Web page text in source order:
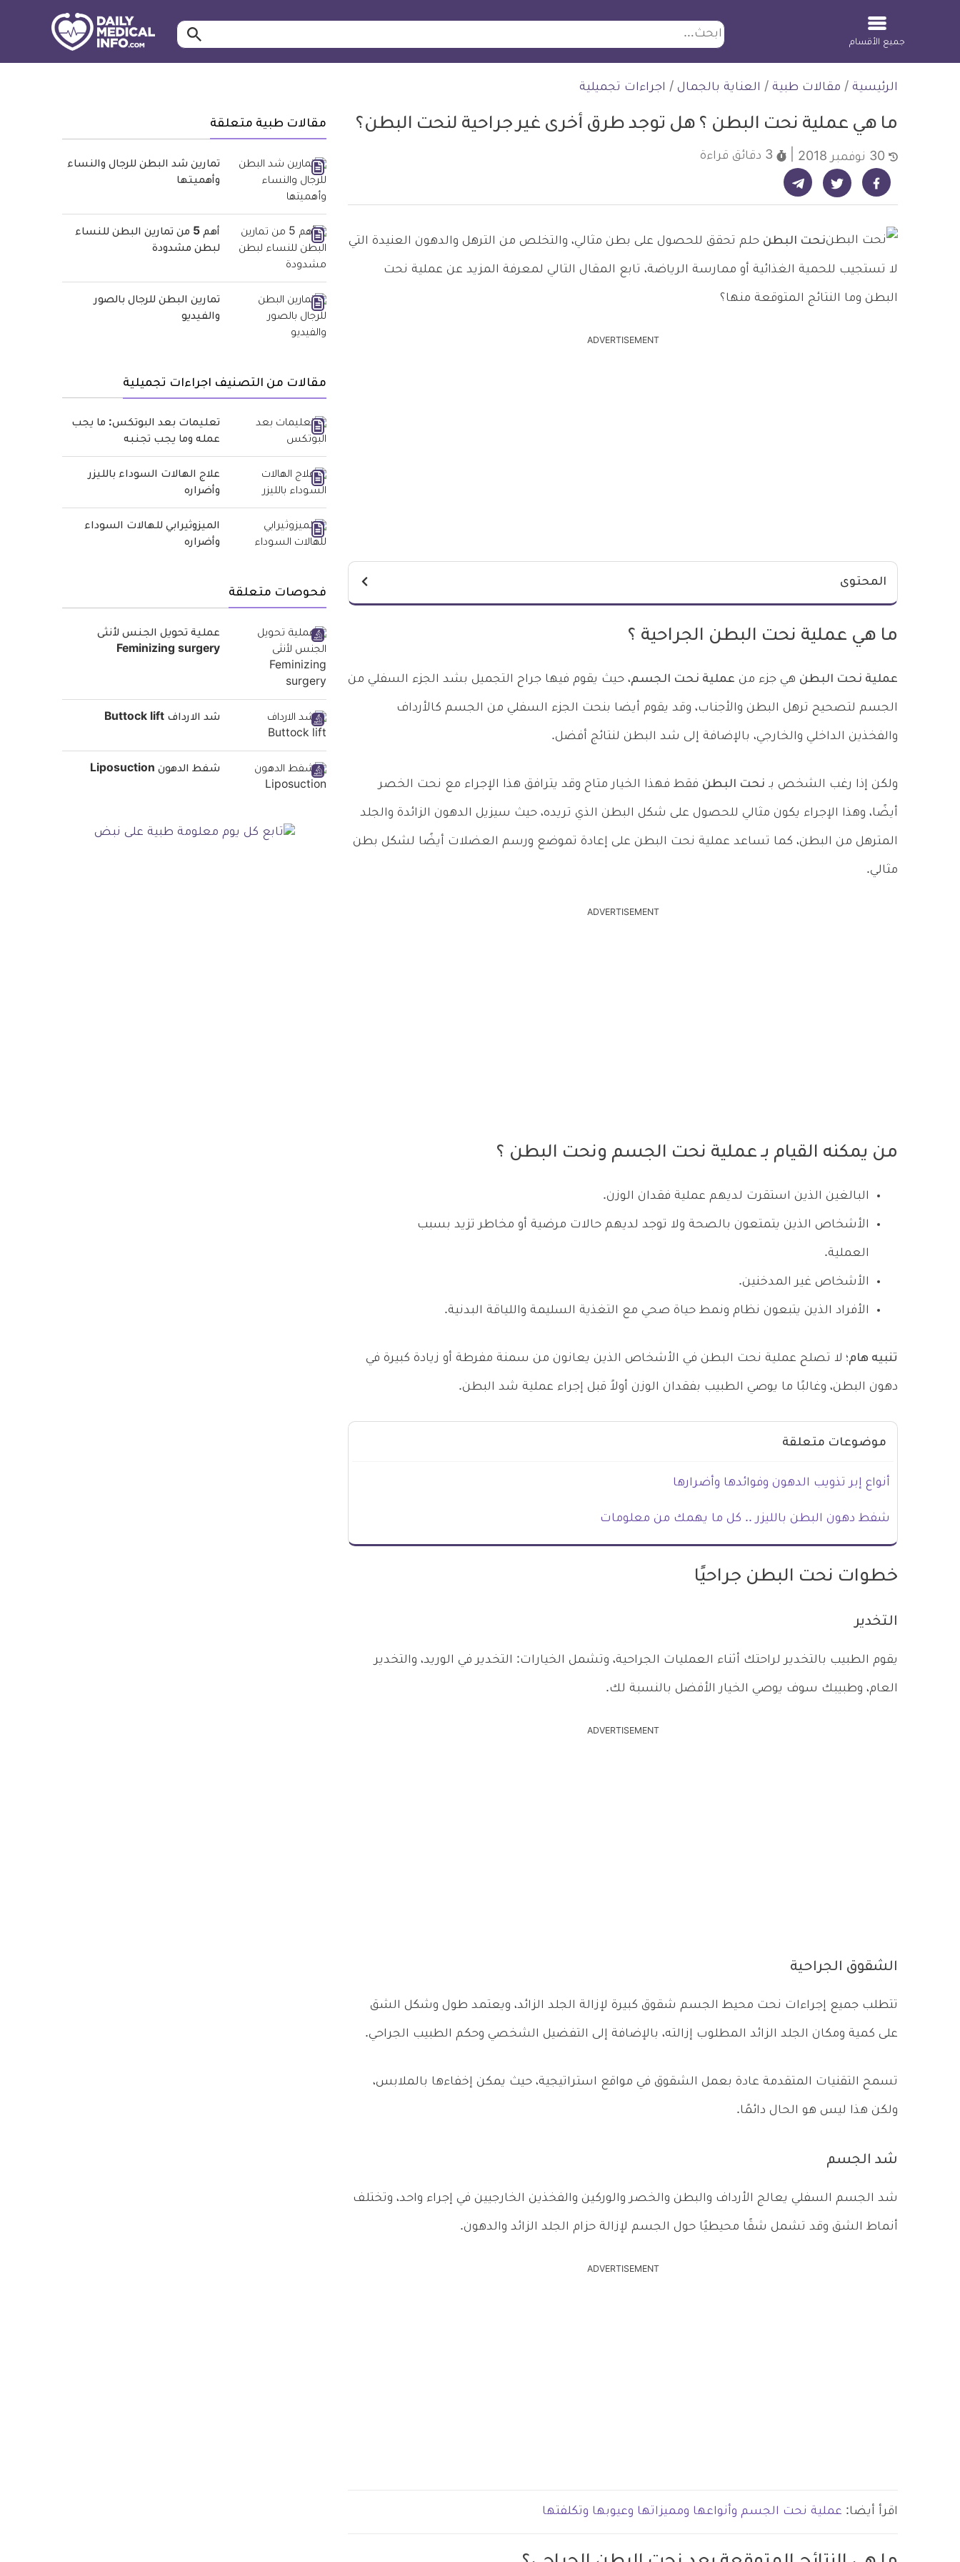
ابحث ابحث…
جميع الأقسام
الرئيسية / مقالات طبية / العناية بالجمال / اجراءات تجميلية
ما هي عملية نحت البطن ؟ هل توجد طرق أخرى غير جراحية لنحت البطن؟
3 دقائق قراءة
شارك على فيسبوك - ديلي ميديكال انفو شارك على تويتر - ديلي ميديكال انفو شارك على تيليجرام - ديلي ميديكال انفو
نحت البطن حلم تحقق للحصول على بطن مثالي، والتخلص من الترهل والدهون العنيدة التي
لا تستجيب للحمية الغذائية أو ممارسة الرياضة، تابع المقال التالي لمعرفة المزيد عن عملية نحت
البطن وما النتائج المتوقعة منها؟
ADVERTISEMENT
المحتوى
ما هي عملية نحت البطن الجراحية ؟
عملية نحت البطن هي جزء من عملية نحت الجسم، حيث يقوم فيها جراح التجميل بشد الجزء السفلي من
الجسم لتصحيح ترهل البطن والأجناب، وقد يقوم أيضا بنحت الجزء السفلي من الجسم كالأرداف
والفخذين الداخلي والخارجي، بالإضافة إلى شد البطن لنتائج أفضل.
ولكن إذا رغب الشخص بـ نحت البطن فقط فهذا الخيار متاح وقد يترافق هذا الإجراء مع نحت الخصر
أيضًا، وهذا الإجراء يكون مثالي للحصول على شكل البطن الذي تريده، حيث سيزيل الدهون الزائدة والجلد
المترهل من البطن، كما تساعد عملية نحت البطن على إعادة تموضع ورسم العضلات أيضًا لشكل بطن
مثالي.
ADVERTISEMENT
من يمكنه القيام بـ عملية نحت الجسم ونحت البطن ؟
البالغين الذين استقرت لديهم عملية فقدان الوزن.
الأشخاص الذين يتمتعون بالصحة ولا توجد لديهم حالات مرضية أو مخاطر تزيد بسبب
العملية.
الأشخاص غير المدخنين.
الأفراد الذين يتبعون نظام ونمط حياة صحي مع التغذية السليمة واللياقة البدنية.
تنبيه هام؛ لا تصلح عملية نحت البطن في الأشخاص الذين يعانون من سمنة مفرطة أو زيادة كبيرة في
دهون البطن، وغالبًا ما يوصي الطبيب بفقدان الوزن أولاً قبل إجراء عملية شد البطن.
موضوعات متعلقة
أنواع إبر تذويب الدهون وفوائدها وأضرارها
شفط دهون البطن بالليزر .. كل ما يهمك من معلومات
خطوات نحت البطن جراحيًا
التخدير
يقوم الطبيب بالتخدير لراحتك أثناء العمليات الجراحية، وتشمل الخيارات: التخدير في الوريد، والتخدير
العام، وطبيبك سوف يوصي الخيار الأفضل بالنسبة لك.
ADVERTISEMENT
الشقوق الجراحية
تتطلب جميع إجراءات نحت محيط الجسم شقوق كبيرة لإزالة الجلد الزائد، ويعتمد طول وشكل الشق
على كمية ومكان الجلد الزائد المطلوب إزالته، بالإضافة إلى التفضيل الشخصي وحكم الطبيب الجراحي.
تسمح التقنيات المتقدمة عادة بعمل الشقوق في مواقع استراتيجية، حيث يمكن إخفاءها بالملابس،
ولكن هذا ليس هو الحال دائمًا.
شد الجسم
شد الجسم السفلي يعالج الأرداف والبطن والخصر والوركين والفخذين الخارجيين في إجراء واحد، وتختلف
أنماط الشق وقد تشمل شقًا محيطيًا حول الجسم لإزالة حزام الجلد الزائد والدهون.
ADVERTISEMENT
اقرأ أيضا: عملية نحت الجسم وأنواعها ومميزاتها وعيوبها وتكلفتها
مقالات طبية متعلقة
تمارين شد البطن للرجال والنساء
وأهميتها
أهم 5 من تمارين البطن للنساء
لبطن مشدودة
تمارين البطن للرجال بالصور
والفيديو
مقالات من التصنيف اجراءات تجميلية
تعليمات بعد البوتكس: ما يجب
عمله وما يجب تجنبه
علاج الهالات السوداء بالليزر
وأضراره
الميزوثيرابي للهالات السوداء
وأضراره
فحوصات متعلقة
عملية تحويل الجنس لأنثى
Feminizing surgery
شد الارداف Buttock lift
شفط الدهون Liposuction